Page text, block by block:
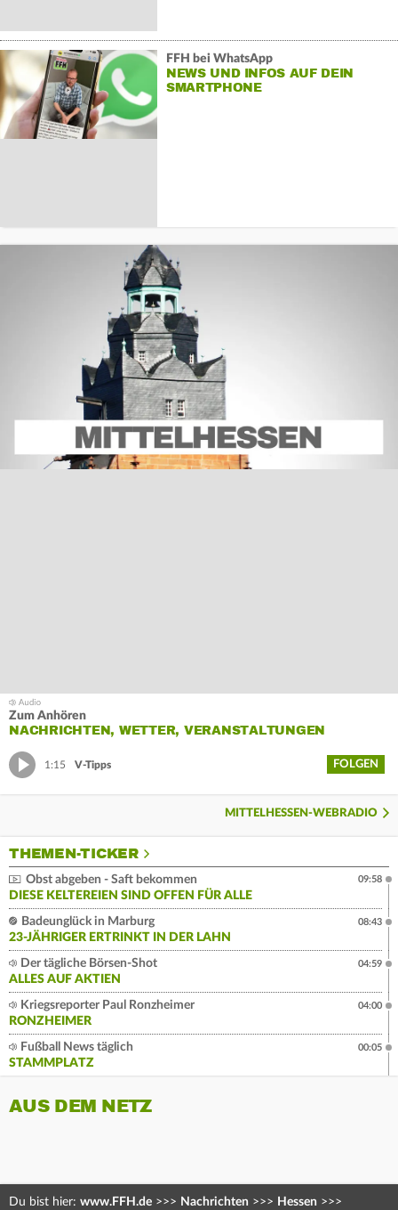
FFH bei WhatsApp
NEWS UND INFOS AUF DEIN
SMARTPHONE
Zum Anhören
NACHRICHTEN, WETTER, VERANSTALTUNGEN
1:15 V-Tipps FOLGEN
MITTELHESSEN-WEBRADIO
THEMEN-TICKER
Obst abgeben - Saft bekommen
DIESE KELTEREIEN SIND OFFEN FÜR ALLE
09:58
Badeunglück in Marburg
23-JÄHRIGER ERTRINKT IN DER LAHN
08:43
Der tägliche Börsen-Shot
ALLES AUF AKTIEN
04:59
Kriegsreporter Paul Ronzheimer
RONZHEIMER
04:00
Fußball News täglich
STAMMPLATZ
00:05
AUS DEM NETZ
Du bist hier: www.FFH.de >>> Nachrichten >>> Hessen >>>